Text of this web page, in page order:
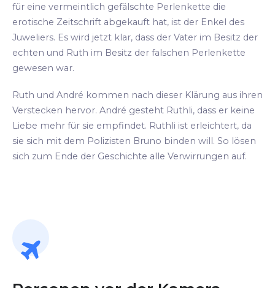
für eine vermeintlich gefälschte Perlenkette die
erotische Zeitschrift abgekauft hat, ist der Enkel des
Juweliers. Es wird jetzt klar, dass der Vater im Besitz der
echten und Ruth im Besitz der falschen Perlenkette
gewesen war.
Ruth und André kommen nach dieser Klärung aus ihren
Verstecken hervor. André gesteht Ruthli, dass er keine
Liebe mehr für sie empfindet. Ruthli ist erleichtert, da
sie sich mit dem Polizisten Bruno binden will. So lösen
sich zum Ende der Geschichte alle Verwirrungen auf.